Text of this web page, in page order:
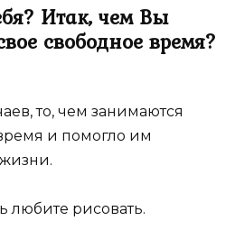
Итак, чем Вы
свободное время?
то, чем занимаются
и помогло им
любите рисовать.